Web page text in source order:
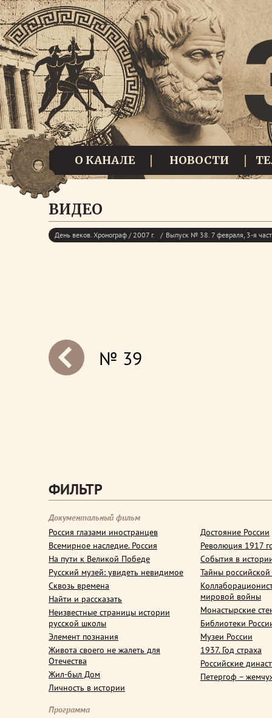
О КАНАЛЕ НОВОСТИ
ВИДЕО
День веков. Хронограф / 2007 г. Выпуск № 38. 7 февраля, 3-я
№ 39
ФИЛЬТР
Документальный фильм
Россия глазами иностранцев
Всемирное наследие. Россия
На пути к Великой Победе
Русский музей: увидеть невидимое
Сквозь времена
Найти и рассказать
Неизвестные страницы истории
русской школы
Элемент познания
Живота своего не жалеть для
Отечества
Жил-был Дом
Личность в истории
Достояние России
Революция 1917
События в
Тайны
мировой войны
Монастырские
Библиотеки
Музеи России
1937. Год страха
Российские
Петергоф –
Программа